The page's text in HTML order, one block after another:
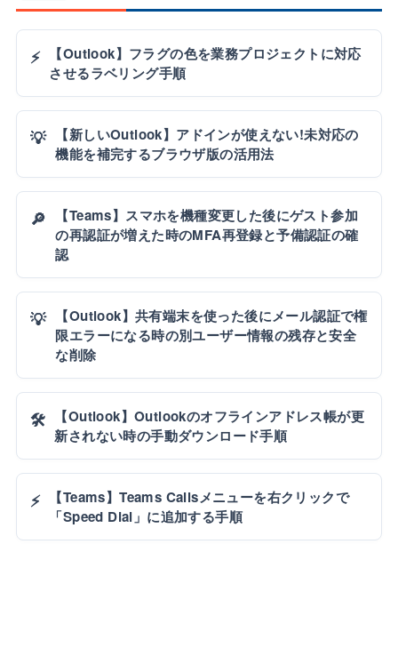
⚡
【Outlook】フラグの色を業務プロジェクトに対応
させるラベリング手順
💡
【新しいOutlook】アドインが使えない!未対応の
機能を補完するブラウザ版の活用法
🔎
【Teams】スマホを機種変更した後にゲスト参加
の再認証が増えた時のMFA再登録と予備認証の確
認
💡
【Outlook】共有端末を使った後にメール認証で権
限エラーになる時の別ユーザー情報の残存と安全
な削除
🛠️
【Outlook】Outlookのオフラインアドレス帳が更
新されない時の手動ダウンロード手順
⚡
【Teams】Teams Callsメニューを右クリックで
「Speed Dial」に追加する手順